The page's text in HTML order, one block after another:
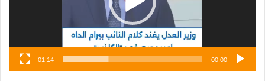
00:00
01:14